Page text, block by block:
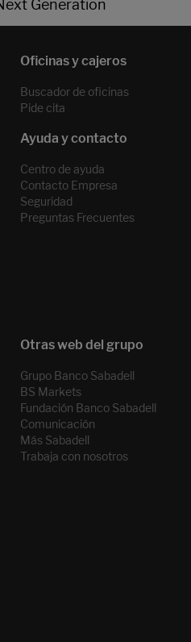
Generation
Buscador de oficinas
Pide cita
Centro de ayuda
Contacto Empresa
Seguridad
Preguntas Frecuentes
Grupo Banco Sabadell
BS Markets
Fundación Banco Sabadell
Comunicación
Más Sabadell
Trabaja con nosotros